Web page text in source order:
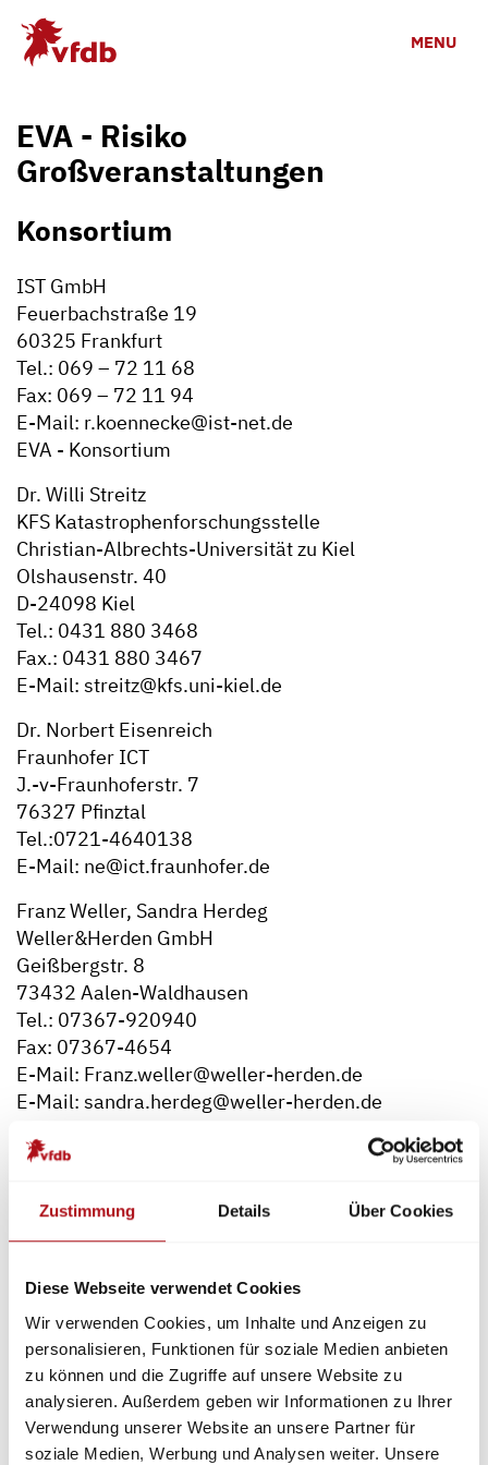
Zustimmung Details Über Cookies
Diese Webseite verwendet Cookies
Wir verwenden Cookies, um Inhalte und Anzeigen zu
personalisieren, Funktionen für soziale Medien anbieten
zu können und die Zugriffe auf unsere Website zu
analysieren. Außerdem geben wir Informationen zu Ihrer
Verwendung unserer Website an unsere Partner für
soziale Medien, Werbung und Analysen weiter. Unsere
Zum Hauptinhalt
MENU
EVA - Risiko
Großveranstaltungen
Konsortium
IST GmbH
Feuerbachstraße 19
60325 Frankfurt
Tel.: 069 – 72 11 68
Fax: 069 – 72 11 94
E-Mail: r.koennecke@ist-net.de
EVA - Konsortium
Dr. Willi Streitz
KFS Katastrophenforschungsstelle
Christian-Albrechts-Universität zu Kiel
Olshausenstr. 40
D-24098 Kiel
Tel.: 0431 880 3468
Fax.: 0431 880 3467
E-Mail: streitz@kfs.uni-kiel.de
Dr. Norbert Eisenreich
Fraunhofer ICT
J.-v-Fraunhoferstr. 7
76327 Pfinztal
Tel.:0721-4640138
E-Mail: ne@ict.fraunhofer.de
Franz Weller, Sandra Herdeg
Weller&Herden GmbH
Geißbergstr. 8
73432 Aalen-Waldhausen
Tel.: 07367-920940
Fax: 07367-4654
E-Mail: Franz.weller@weller-herden.de
E-Mail: sandra.herdeg@weller-herden.de
Bernd Manning
Amsterdamer Str. 174
Fax: 0221-7766311
Ltd. Städt. BD Dirk Aschenbrenner
IFR
Martin-Schmeißer-Weg 3a
44122 Dortmund